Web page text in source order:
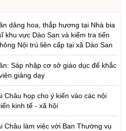
dâng hoa, thắp hương tại Nhà bia
khu vực Dào San và kiểm tra tiến
Nội trú liên cấp tại xã Dào San
Sáp nhập cơ sở giáo dục để khắc
giảng dạy
Châu họp cho ý kiến vào các nội
kinh tế - xã hội
Châu làm việc với Ban Thường vụ